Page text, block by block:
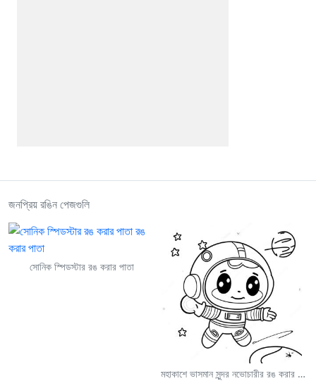
জনপ্রিয় রঙিন পেজগুলি
সোনিক স্পিডস্টার রঙ করার পাতা
মহাকাশে ভাসমান সুন্দর নভোচারীর রঙ করার পাতা